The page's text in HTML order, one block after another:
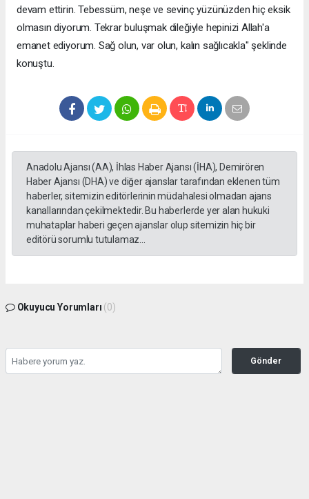
devam ettirin. Tebessüm, neşe ve sevinç yüzünüzden hiç eksik
olmasın diyorum. Tekrar buluşmak dileğiyle hepinizi Allah'a
emanet ediyorum. Sağ olun, var olun, kalın sağlıcakla" şeklinde
konuştu.
Anadolu Ajansı (AA), İhlas Haber Ajansı (İHA), Demirören
Haber Ajansı (DHA) ve diğer ajanslar tarafından eklenen tüm
haberler, sitemizin editörlerinin müdahalesi olmadan ajans
kanallarından çekilmektedir. Bu haberlerde yer alan hukuki
muhataplar haberi geçen ajanslar olup sitemizin hiç bir
editörü sorumlu tutulamaz...
Okuyucu Yorumları (0)
Gönder